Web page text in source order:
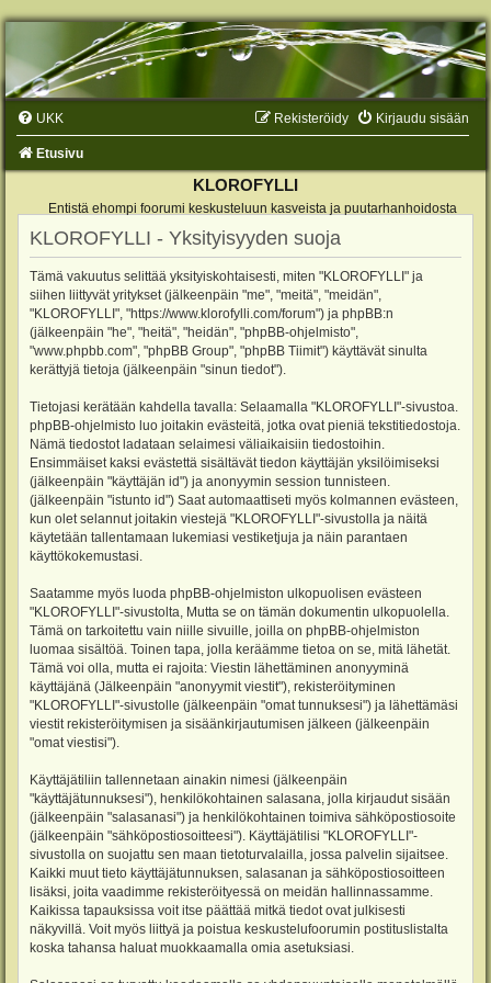
UKK Kirjaudu sisään
Rekisteröidy
Etusivu
KLOROFYLLI
Entistä ehompi foorumi keskusteluun kasveista ja puutarhanhoidosta
KLOROFYLLI - Yksityisyyden suoja
Tämä vakuutus selittää yksityiskohtaisesti, miten "KLOROFYLLI" ja
siihen liittyvät yritykset (jälkeenpäin "me", "meitä", "meidän",
"KLOROFYLLI", "https://www.klorofylli.com/forum") ja phpBB:n
(jälkeenpäin "he", "heitä", "heidän", "phpBB-ohjelmisto",
"www.phpbb.com", "phpBB Group", "phpBB Tiimit") käyttävät sinulta
kerättyjä tietoja (jälkeenpäin "sinun tiedot").
Tietojasi kerätään kahdella tavalla: Selaamalla "KLOROFYLLI"-sivustoa.
phpBB-ohjelmisto luo joitakin evästeitä, jotka ovat pieniä tekstitiedostoja.
Nämä tiedostot ladataan selaimesi väliaikaisiin tiedostoihin.
Ensimmäiset kaksi evästettä sisältävät tiedon käyttäjän yksilöimiseksi
(jälkeenpäin "käyttäjän id") ja anonyymin session tunnisteen.
(jälkeenpäin "istunto id") Saat automaattiseti myös kolmannen evästeen,
kun olet selannut joitakin viestejä "KLOROFYLLI"-sivustolla ja näitä
käytetään tallentamaan lukemiasi vestiketjuja ja näin parantaen
käyttökokemustasi.
Saatamme myös luoda phpBB-ohjelmiston ulkopuolisen evästeen
"KLOROFYLLI"-sivustolta, Mutta se on tämän dokumentin ulkopuolella.
Tämä on tarkoitettu vain niille sivuille, joilla on phpBB-ohjelmiston
luomaa sisältöä. Toinen tapa, jolla keräämme tietoa on se, mitä lähetät.
Tämä voi olla, mutta ei rajoita: Viestin lähettäminen anonyyminä
käyttäjänä (Jälkeenpäin "anonyymit viestit"), rekisteröityminen
"KLOROFYLLI"-sivustolle (jälkeenpäin "omat tunnuksesi") ja lähettämäsi
viestit rekisteröitymisen ja sisäänkirjautumisen jälkeen (jälkeenpäin
"omat viestisi").
Käyttäjätiliin tallennetaan ainakin nimesi (jälkeenpäin
"käyttäjätunnuksesi"), henkilökohtainen salasana, jolla kirjaudut sisään
(jälkeenpäin "salasanasi") ja henkilökohtainen toimiva sähköpostiosoite
(jälkeenpäin "sähköpostiosoitteesi"). Käyttäjätilisi "KLOROFYLLI"-
sivustolla on suojattu sen maan tietoturvalailla, jossa palvelin sijaitsee.
Kaikki muut tieto käyttäjätunnuksen, salasanan ja sähköpostiosoitteen
lisäksi, joita vaadimme rekisteröityessä on meidän hallinnassamme.
Kaikissa tapauksissa voit itse päättää mitkä tiedot ovat julkisesti
näkyvillä. Voit myös liittyä ja poistua keskustelufoorumin postituslistalta
koska tahansa haluat muokkaamalla omia asetuksiasi.